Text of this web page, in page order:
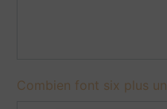
Combien font six plus un